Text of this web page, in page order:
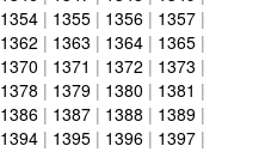
1354 | 1355 | 1356 | 1357 |
1362 | 1363 | 1364 | 1365 |
1370 | 1371 | 1372 | 1373 |
1378 | 1379 | 1380 | 1381 |
1386 | 1387 | 1388 | 1389 |
1394 | 1395 | 1396 | 1397 |